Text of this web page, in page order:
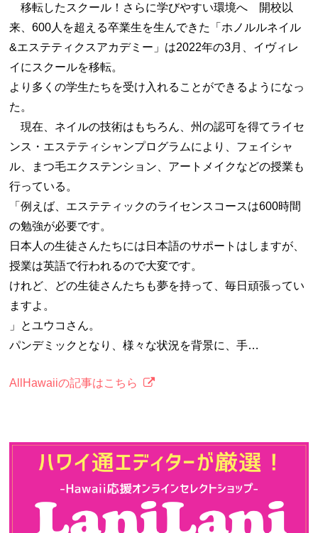
移転したスクール！さらに学びやすい環境へ 開校以
来、600人を超える卒業生を生んできた「ホノルルネイル
&エステティクスアカデミー」は2022年の3月、イヴィレ
イにスクールを移転。
より多くの学生たちを受け入れることができるようになっ
た。
現在、ネイルの技術はもちろん、州の認可を得てライセ
ンス・エステティシャンプログラムにより、フェイシャ
ル、まつ毛エクステンション、アートメイクなどの授業も
行っている。
「例えば、エステティックのライセンスコースは600時間
の勉強が必要です。
日本人の生徒さんたちには日本語のサポートはしますが、
授業は英語で行われるので大変です。
けれど、どの生徒さんたちも夢を持って、毎日頑張ってい
ますよ。
」とユウコさん。
パンデミックとなり、様々な状況を背景に、手…
AllHawaiiの記事はこちら